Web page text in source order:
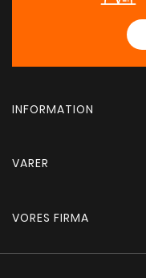
INFORMATION
VARER
VORES FIRMA